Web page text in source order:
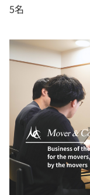
5名